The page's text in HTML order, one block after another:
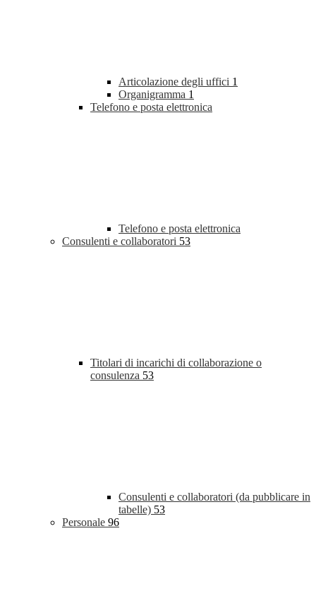
Articolazione degli uffici 1
Organigramma 1
Telefono e posta elettronica
Telefono e posta elettronica
Consulenti e collaboratori 53
Titolari di incarichi di collaborazione o
consulenza 53
Consulenti e collaboratori (da pubblicare in
tabelle) 53
Personale 96